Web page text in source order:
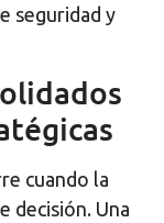
seguridad y
cuando la
decisión. Una